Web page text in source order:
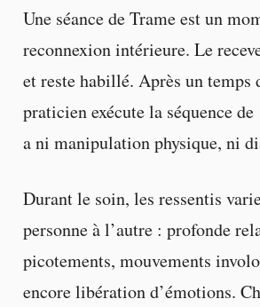
Une séance de Trame est un
reconnexion intérieure. Le
et reste habillé. Après un temps
praticien exécute la séquence de
a ni manipulation physique, ni
Durant le soin, les ressentis
personne à l’autre : profonde
picotements, mouvements
encore libération d’émotions.